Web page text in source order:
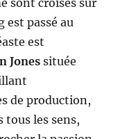
sont croisés sur
est passé au
est
Jones située
de production,
tous les sens,